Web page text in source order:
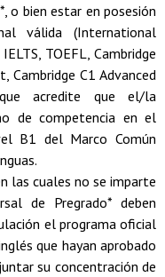
o bien estar en posesión
válida (International
TOEFL, Cambridge
Cambridge C1 Advanced
acredite que el/la
de competencia en el
B1 del Marco Común
las cuales no se imparte
de Pregrado* deben
el programa oficial
que hayan aprobado
su concentración de